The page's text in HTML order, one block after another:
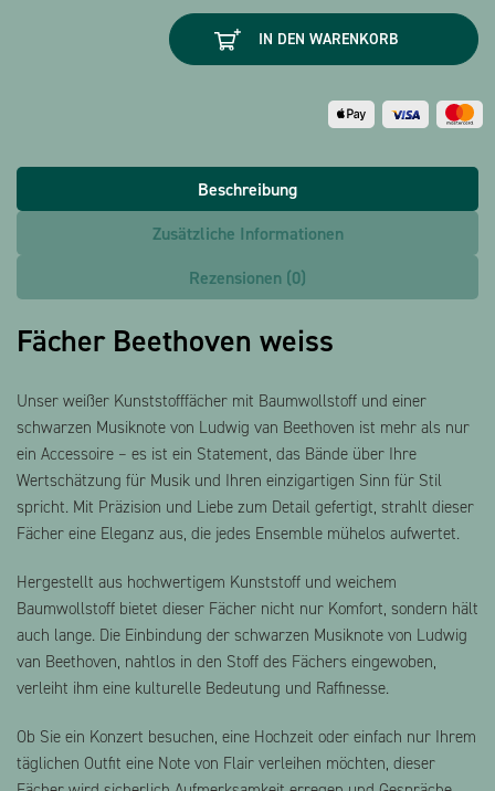
weiss
Menge
IN DEN WARENKORB
Beschreibung
Zusätzliche Informationen
Rezensionen (0)
Fächer Beethoven weiss
Unser weißer Kunststofffächer mit Baumwollstoff und einer
schwarzen Musiknote von Ludwig van Beethoven ist mehr als nur
ein Accessoire – es ist ein Statement, das Bände über Ihre
Wertschätzung für Musik und Ihren einzigartigen Sinn für Stil
spricht. Mit Präzision und Liebe zum Detail gefertigt, strahlt dieser
Fächer eine Eleganz aus, die jedes Ensemble mühelos aufwertet.
Hergestellt aus hochwertigem Kunststoff und weichem
Baumwollstoff bietet dieser Fächer nicht nur Komfort, sondern hält
auch lange. Die Einbindung der schwarzen Musiknote von Ludwig
van Beethoven, nahtlos in den Stoff des Fächers eingewoben,
verleiht ihm eine kulturelle Bedeutung und Raffinesse.
Ob Sie ein Konzert besuchen, eine Hochzeit oder einfach nur Ihrem
täglichen Outfit eine Note von Flair verleihen möchten, dieser